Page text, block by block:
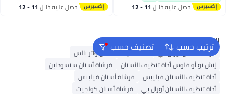
احصل عليه خلال 11 - 12 احصل عليه خلال 11 - 12
ترتيب حسب تصنيف حسب البحث الشائع
فرشاة أسنان أورال بي
أداة تنظيف الأسنان واتر بالس
إتش تو أو فلوس أداة تنظيف الأسنان
فرشاة أسنان سنسوداين
أداة تنظيف الأسنان فيليبس
فرشاة أسنان فيليبس
أداة تنظيف الأسنان أورال بي
فرشاة أسنان كولجيت